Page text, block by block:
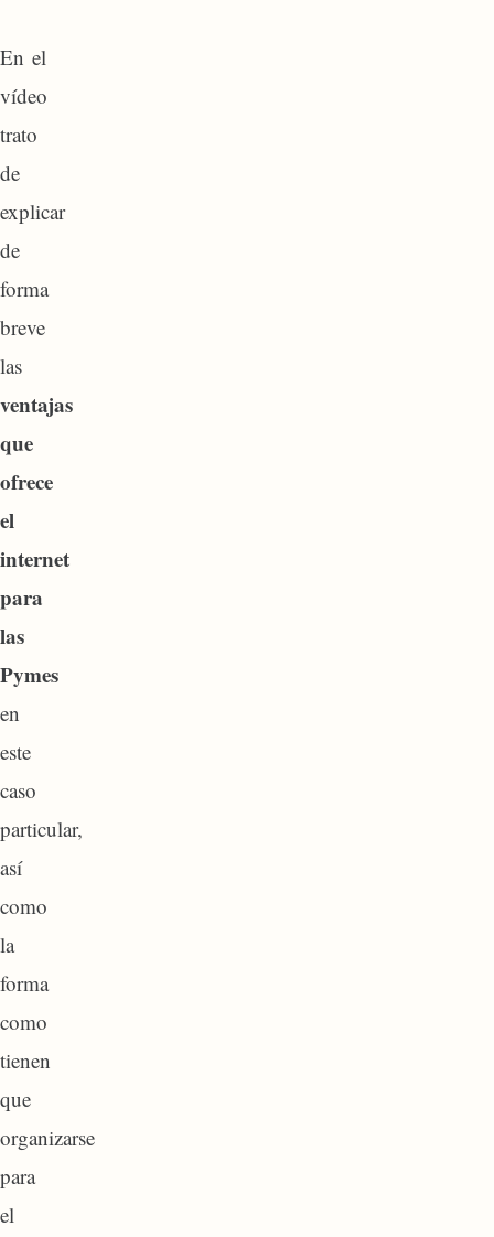
En el
vídeo
trato
de
explicar
de
forma
breve
las
ventajas
que
ofrece
el
internet
para
las
Pymes
en
este
caso
particular,
así
como
la
forma
como
tienen
que
organizarse
para
el